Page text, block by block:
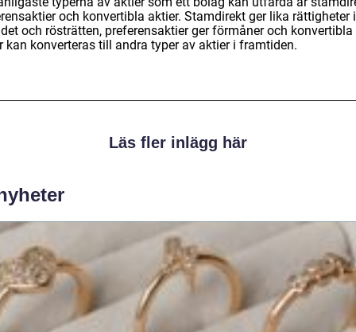
och konvertibla aktier. Stamdirekt ger lika rättigheter i
och rösträtten, preferensaktier ger förmåner och konvertibla
kan konverteras till andra typer av aktier i framtiden.
Läs fler inlägg här